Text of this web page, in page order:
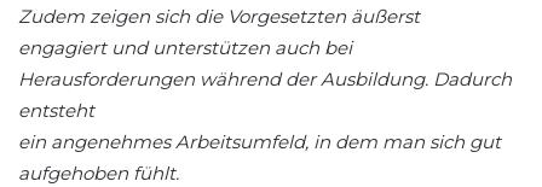
Zudem zeigen sich die Vorgesetzten äußerst
engagiert und unterstützen auch bei
Herausforderungen während der Ausbildung. Dadurch
entsteht
ein angenehmes Arbeitsumfeld, in dem man sich gut
aufgehoben fühlt.